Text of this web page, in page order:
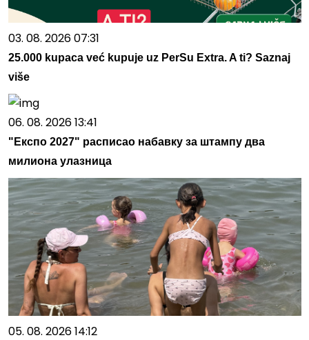
03. 08. 2026 07:31
25.000 kupaca već kupuje uz PerSu Extra. A ti? Saznaj
više
06. 08. 2026 13:41
"Експо 2027" расписао набавку за штампу два
милиона улазница
05. 08. 2026 14:12